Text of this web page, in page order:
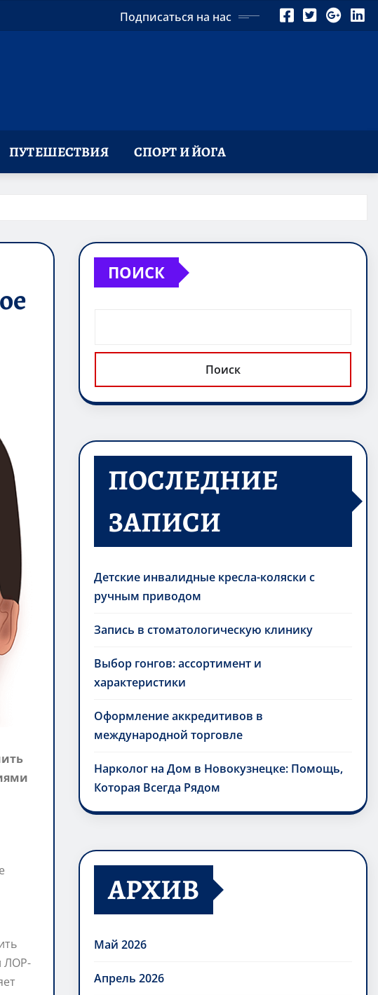
Подписаться на нас
ПУТЕШЕСТВИЯ СПОРТ И ЙОГА
ЛОР-
ПОИСК
Поиск
ПОСЛЕДНИЕ
ЗАПИСИ
Детские инвалидные кресла-коляски с
ручным приводом
Запись в стоматологическую клинику
Выбор гонгов: ассортимент и
характеристики
Оформление аккредитивов в
международной торговле
Нарколог на Дом в Новокузнецке: Помощь,
Которая Всегда Рядом
АРХИВ
Май 2026
Апрель 2026